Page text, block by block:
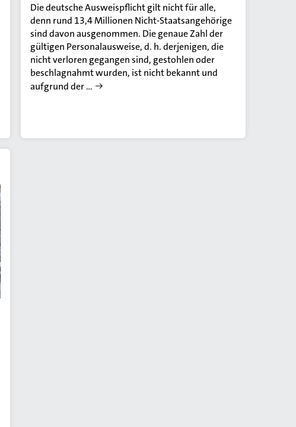
Die deutsche Ausweispflicht gilt nicht für alle,
denn rund 13,4 Millionen Nicht-Staatsangehörige
sind davon ausgenommen. Die genaue Zahl der
gültigen Personalausweise, d. h. derjenigen, die
nicht verloren gegangen sind, gestohlen oder
beschlagnahmt wurden, ist nicht bekannt und
aufgrund der …